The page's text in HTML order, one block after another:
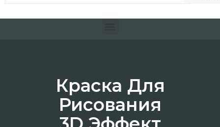
Краска Для
Рисования